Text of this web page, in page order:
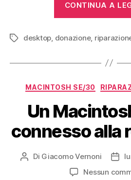
CONTINUA A
Tag desktop, donazione,
MACINTOSH SE/30
Un
connesso alla
Autore
Di Giacomo Vernoni
Data
Nessun